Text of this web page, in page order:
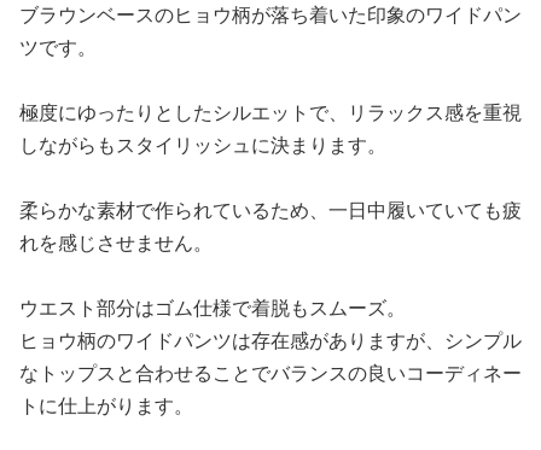
ブラウンベースのヒョウ柄が落ち着いた印象のワイドパン
ツです。
極度にゆったりとしたシルエットで、リラックス感を重視
しながらもスタイリッシュに決まります。
柔らかな素材で作られているため、一日中履いていても疲
れを感じさせません。
ウエスト部分はゴム仕様で着脱もスムーズ。
ヒョウ柄のワイドパンツは存在感がありますが、シンプル
なトップスと合わせることでバランスの良いコーディネー
トに仕上がります。